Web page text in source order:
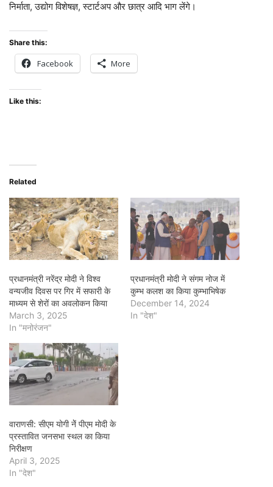
निर्माता, उद्योग विशेषज्ञ, स्टार्टअप और छात्र आदि भाग लेंगे।
Share this:
Facebook More
Like this:
Related
प्रधानमंत्री नरेंद्र मोदी ने विश्व
वन्यजीव दिवस पर गिर में सफारी के
माध्यम से शेरों का अवलोकन किया
March 3, 2025
In "मनोरंजन"
प्रधानमंत्री मोदी ने संगम नोज में
कुम्भ कलश का किया कुम्भाभिषेक
December 14, 2024
In "देश"
वाराणसी: सीएम योगी नेें पीएम मोदी के
प्रस्तावित जनसभा स्थल का किया
निरीक्षण
April 3, 2025
In "देश"